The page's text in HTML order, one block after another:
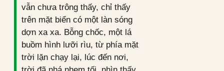
vẫn chưa trông thấy, chỉ thấy
trên mặt biển có một làn sóng
dợn xa xa. Bỗng chốc, một lá
buồm hình lưỡi rìu, từ phía mặt
trời lặn chạy lại, lúc đến nơi,